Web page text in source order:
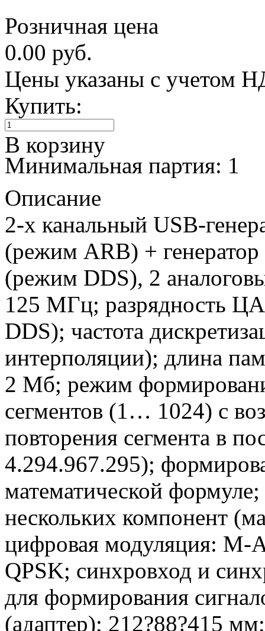
Розничная цена
0.00 руб.
Цены указаны с учетом
Купить:
В корзину
Минимальная партия: 1
Описание
2-х канальный USB-
(режим ARB) +
(режим DDS), 2
125 МГц; разрядность
DDS); частота
интерполяции); длина
2 Мб; режим
сегментов (1… 1024) с
повторения сегмента в
4.294.967.295);
математической
нескольких компонент
цифровая модуляция:
QPSK; синхровход и
для формирования
(адаптер); 212?88?415